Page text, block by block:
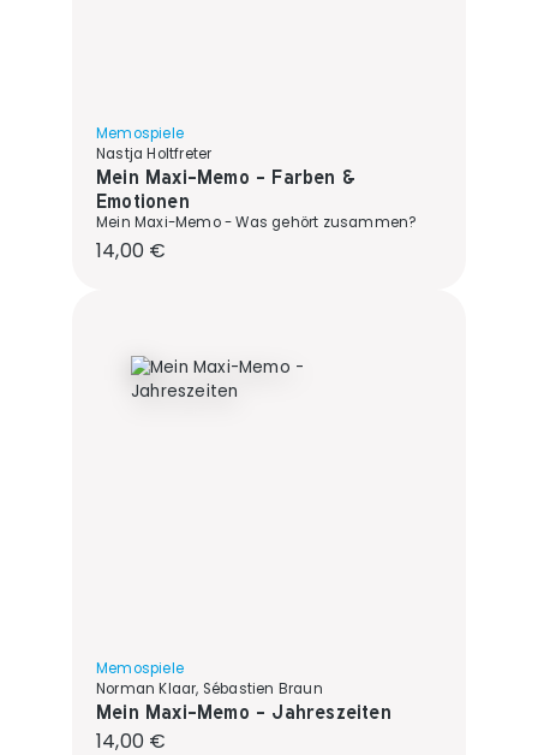
Memospiele
Nastja Holtfreter
Mein Maxi-Memo - Farben &
Emotionen
Mein Maxi-Memo - Was gehört zusammen?
Regulärer Preis:
14,00 €
Memospiele
Norman Klaar, Sébastien Braun
Mein Maxi-Memo - Jahreszeiten
Regulärer Preis:
14,00 €